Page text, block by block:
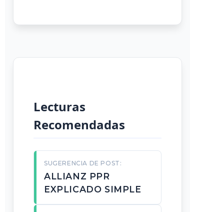
Lecturas
Recomendadas
SUGERENCIA DE POST:
ALLIANZ PPR
EXPLICADO SIMPLE